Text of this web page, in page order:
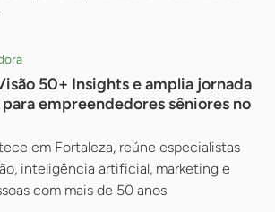
50+ Insights e amplia jornada
empreendedores sêniores no
em Fortaleza, reúne especialistas
inteligência artificial, marketing e
com mais de 50 anos